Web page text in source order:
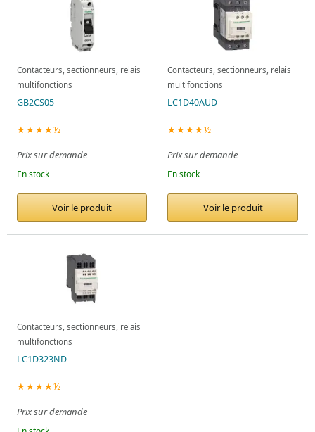
Contacteurs, sectionneurs, relais
multifonctions
GB2CS05
★★★★½
Prix sur demande
En stock
Voir le produit
Contacteurs, sectionneurs, relais
multifonctions
LC1D40AUD
★★★★½
Prix sur demande
En stock
Voir le produit
Contacteurs, sectionneurs, relais
multifonctions
LC1D323ND
★★★★½
Prix sur demande